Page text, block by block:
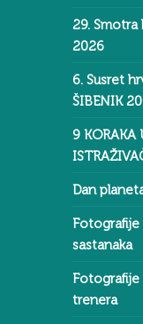
29. Smotra
2026
6. Susret
ŠIBENIK
9 KORAKA
Dan
Fotografije
sastanaka
Fotografije
trenera